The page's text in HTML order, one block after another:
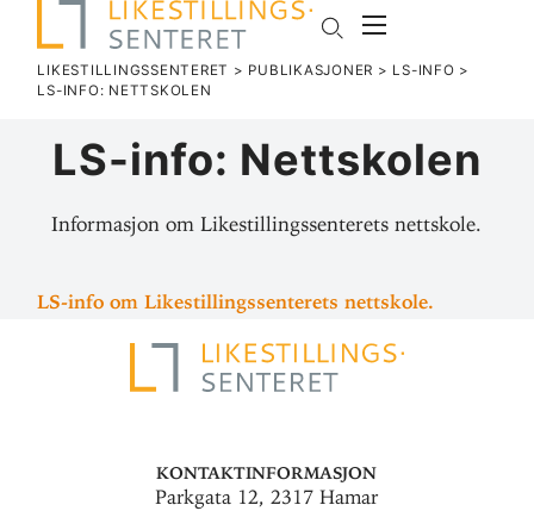
LIKESTILLINGSSENTERET > PUBLIKASJONER > LS-INFO >
LS-INFO: NETT­SKOLEN
LS-info: Nett­skolen
Informasjon om Likestillingssenterets nettskole.
LS-info om Like­stil­lings­sen­terets nettskole.
Kontaktinformasjon
Parkgata 12, 2317 Hamar